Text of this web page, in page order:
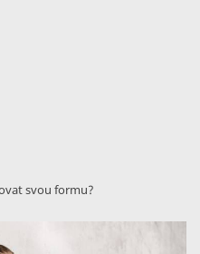
svou formu?